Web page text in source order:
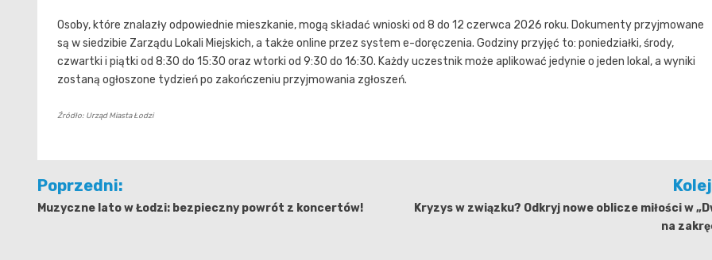
Osoby, które znalazły odpowiednie mieszkanie, mogą składać wnioski od 8 do 12 czerwca 2026 roku. Dokumenty przyjmowane
są w siedzibie Zarządu Lokali Miejskich, a także online przez system e-doręczenia. Godziny przyjęć to: poniedziałki, środy,
czwartki i piątki od 8:30 do 15:30 oraz wtorki od 9:30 do 16:30. Każdy uczestnik może aplikować jedynie o jeden lokal, a wyniki
zostaną ogłoszone tydzień po zakończeniu przyjmowania zgłoszeń.
Źródło: Urząd Miasta Łodzi
Nawigacja
wpisu
Poprzedni:
Muzyczne lato w Łodzi: bezpieczny powrót z koncertów!
Kryzys w związku? Odkryj nowe oblicze miłości w
na